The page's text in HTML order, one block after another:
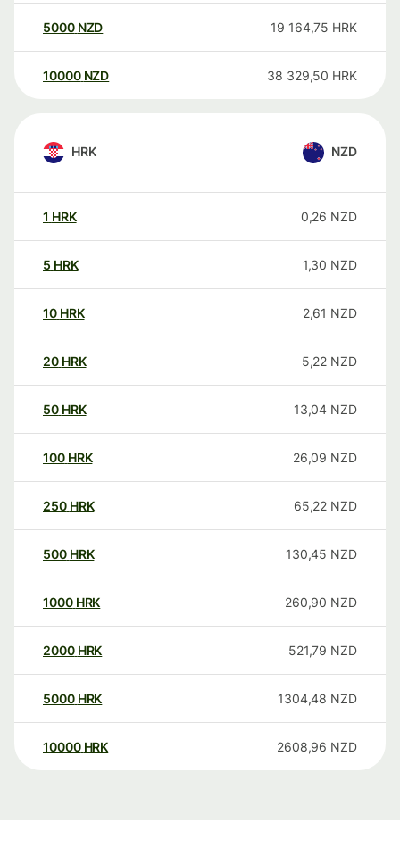
5000 NZD 19 164,75 HRK
10000 NZD 38 329,50 HRK
HRK NZD
1 HRK 0,26 NZD
5 HRK 1,30 NZD
10 HRK 2,61 NZD
20 HRK 5,22 NZD
50 HRK 13,04 NZD
100 HRK 26,09 NZD
250 HRK 65,22 NZD
500 HRK 130,45 NZD
1000 HRK 260,90 NZD
2000 HRK 521,79 NZD
5000 HRK 1304,48 NZD
10000 HRK 2608,96 NZD